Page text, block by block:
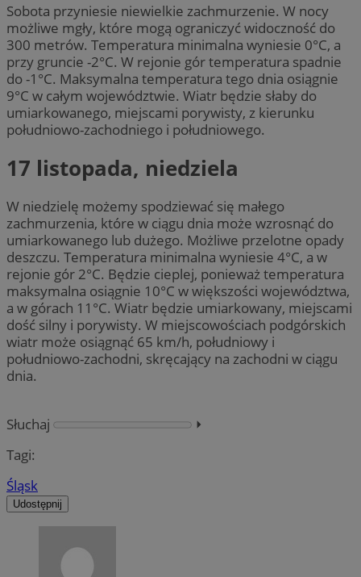
Sobota przyniesie niewielkie zachmurzenie. W nocy
możliwe mgły, które mogą ograniczyć widoczność do
300 metrów. Temperatura minimalna wyniesie 0°C, a
przy gruncie -2°C. W rejonie gór temperatura spadnie
do -1°C. Maksymalna temperatura tego dnia osiągnie
9°C w całym województwie. Wiatr będzie słaby do
umiarkowanego, miejscami porywisty, z kierunku
południowo-zachodniego i południowego.
17 listopada, niedziela
W niedzielę możemy spodziewać się małego
zachmurzenia, które w ciągu dnia może wzrosnąć do
umiarkowanego lub dużego. Możliwe przelotne opady
deszczu. Temperatura minimalna wyniesie 4°C, a w
rejonie gór 2°C. Będzie cieplej, ponieważ temperatura
maksymalna osiągnie 10°C w większości województwa,
a w górach 11°C. Wiatr będzie umiarkowany, miejscami
dość silny i porywisty. W miejscowościach podgórskich
wiatr może osiągnąć 65 km/h, południowy i
południowo-zachodni, skręcający na zachodni w ciągu
dnia.
Słuchaj
⏵︎
Tagi:
Śląsk
Udostępnij